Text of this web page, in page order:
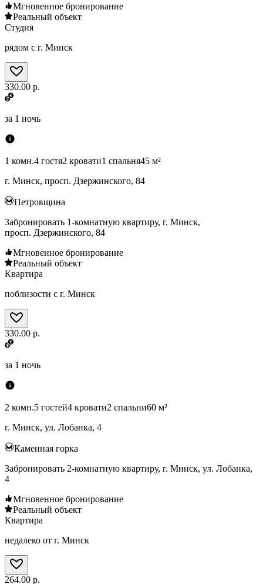
Мгновенное бронирование
Реальный объект
Студия
рядом с г. Минск
330.00 р.
за 1 ночь
1 комн.4 гостя2 кровати1 спальня45 м²
г. Минск, просп. Дзержинского, 84
Петровщина
Забронировать 1-комнатную квартиру, г. Минск,
просп. Дзержинского, 84
Мгновенное бронирование
Реальный объект
Квартира
поблизости с г. Минск
330.00 р.
за 1 ночь
2 комн.5 гостей4 кровати2 спальни60 м²
г. Минск, ул. Лобанка, 4
Каменная горка
Забронировать 2-комнатную квартиру, г. Минск, ул. Лобанка,
4
Мгновенное бронирование
Реальный объект
Квартира
недалеко от г. Минск
264.00 р.